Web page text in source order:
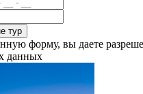
тур
форму, вы даете
данных